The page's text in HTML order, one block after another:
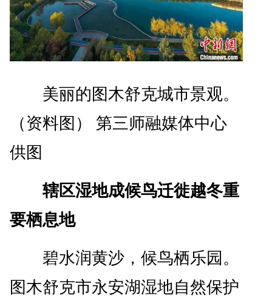
美丽的图木舒克城市景观。
（资料图） 第三师融媒体中心
供图
辖区湿地成候鸟迁徙越冬重
要栖息地
碧水润黄沙，候鸟栖乐园。
图木舒克市永安湖湿地自然保护